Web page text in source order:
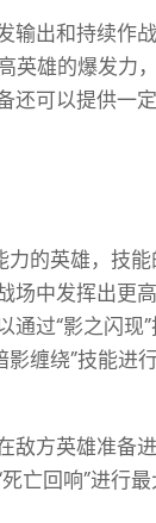
出和持续作
英雄的爆发力
还可以提供一
的英雄，技
场中发挥出更
过“影之闪现
缠绕”技能进
方英雄准备
亡回响”进行